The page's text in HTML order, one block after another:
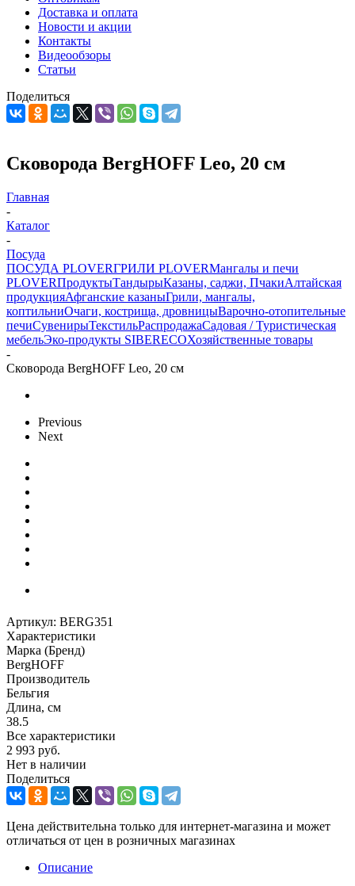
Доставка и оплата
Новости и акции
Контакты
Видеообзоры
Статьи
Поделиться
Сковорода BergHOFF Leo, 20 см
Главная
-
Каталог
-
Посуда
ПОСУДА PLOVERГРИЛИ PLOVERМангалы и печи
PLOVERПродуктыТандырыКазаны, саджи, ПчакиАлтайская
продукцияАфганские казаныГрили, мангалы,
коптильниОчаги, кострища, дровницыВарочно-отопительные
печиСувенирыТекстильРаспродажаСадовая / Туристическая
мебельЭко-продукты SIBERECOХозяйственные товары
-
Сковорода BergHOFF Leo, 20 см
Previous
Next
Артикул: BERG351
Характеристики
Марка (Бренд)
BergHOFF
Производитель
Бельгия
Длина, см
38.5
Все характеристики
2 993 руб.
Нет в наличии
Поделиться
Цена действительна только для интернет-магазина и может
отличаться от цен в розничных магазинах
Описание